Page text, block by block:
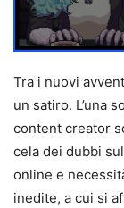
Tra i nuovi
un satiro. L’una
content creator
cela dei dubbi
online e
inedite, a cui si